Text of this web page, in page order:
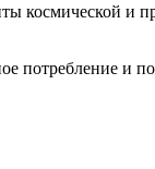
и
потребление и